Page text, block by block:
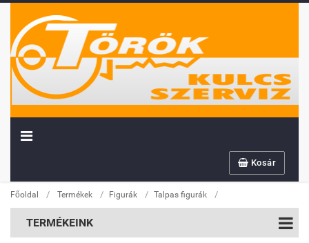
Kosár
Főoldal / Termékek / Figurák / Talpas figurák /
TERMÉKEINK